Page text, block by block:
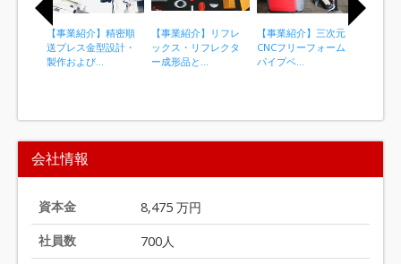
【事業紹介】精密順
送プレス金型設計・
製作および...
【事業紹介】リフレ
ックス・リフレクタ
ー成形品と...
【事業紹介】三次元
CNCフリーフォーム
パイプベ...
I
t
e
m
1
o
f
会社情報
資本金
8,475 万円
社員数
700人